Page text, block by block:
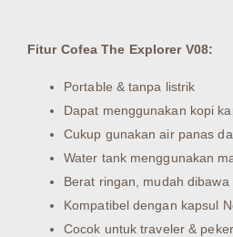
Fitur Cofea The Explorer V08:
Portable & tanpa listrik
Dapat menggunakan kopi
Cukup gunakan air panas
Water tank menggunakan
Berat ringan, mudah dibawa
Kompatibel dengan kapsul
Cocok untuk traveler &